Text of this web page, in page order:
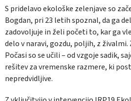
S pridelavo ekološke zelenjave so
Bogdan, pri 23 letih spoznal, da ga
zadovoljuje in želi početi to, kar ga
delo v naravi, gozdu, poljih, z živalmi.
Počasi so se učili – od vzgoje sadik,
rešitev za vremenske razmere, ki
nepredvidljive.